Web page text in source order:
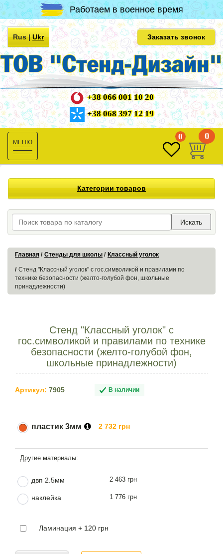
Работаем в военное время
Rus|Ukr Заказать звонок
+38 066 001 10 20
+38 068 397 12 19
Toggle
navigation
0 0
Категории товаров
Искать
Главная Стенды для школы Классный уголок
Стенд "Классный уголок" с гос.символикой и правилами по
технике безопасности (желто-голубой фон, школьные
принадлежности)
Стенд "Классный уголок" с
гос.символикой и правилами по технике
безопасности (желто-голубой фон,
школьные принадлежности)
Артикул: 7905 В наличии
пластик 3мм 2 732 грн
двп 2.5мм 2 463 грн
наклейка 1 776 грн
Ламинация + 120 грн